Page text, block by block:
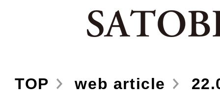
TOP web article